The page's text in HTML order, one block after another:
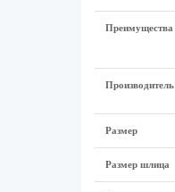
Преимущества
Производитель
Размеp
Размер шлица